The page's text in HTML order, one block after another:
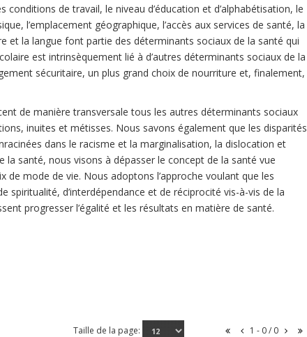
de travail, le niveau d’éducation et d’alphabétisation, le
l’emplacement géographique, l’accès aux services de santé, la
et la langue font partie des déterminants sociaux de la santé qui
est intrinsèquement lié à d’autres déterminants sociaux de la
sécuritaire, un plus grand choix de nourriture et, finalement,
de manière transversale tous les autres déterminants sociaux
inuites et métisses. Nous savons également que les disparités
dans le racisme et la marginalisation, la dislocation et
la santé, nous visons à dépasser le concept de la santé vue
mode de vie. Nous adoptons l’approche voulant que les
spiritualité, d’interdépendance et de réciprocité vis-à-vis de la
progresser l’égalité et les résultats en matière de santé.
Taille de la page: 1 - 0 / 0